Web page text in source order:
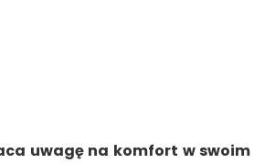
uwagę na komfort w swoim